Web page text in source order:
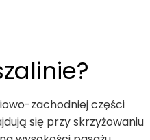
zachodniej części
się przy skrzyżowaniu